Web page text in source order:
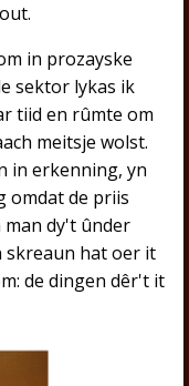
in prozayske
sektor lykas ik
tiid en rûmte om
meitsje wolst.
in erkenning, yn
omdat de priis
man dy't ûnder
skreaun hat oer it
de dingen dêr't it